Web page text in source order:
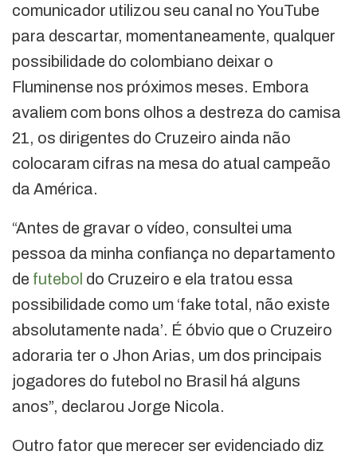
comunicador utilizou seu canal no YouTube
para descartar, momentaneamente, qualquer
possibilidade do colombiano deixar o
Fluminense nos próximos meses. Embora
avaliem com bons olhos a destreza do camisa
21, os dirigentes do Cruzeiro ainda não
colocaram cifras na mesa do atual campeão
da América.
“Antes de gravar o vídeo, consultei uma
pessoa da minha confiança no departamento
de futebol do Cruzeiro e ela tratou essa
possibilidade como um ‘fake total, não existe
absolutamente nada’. É óbvio que o Cruzeiro
adoraria ter o Jhon Arias, um dos principais
jogadores do futebol no Brasil há alguns
anos”, declarou Jorge Nicola.
Outro fator que merecer ser evidenciado diz